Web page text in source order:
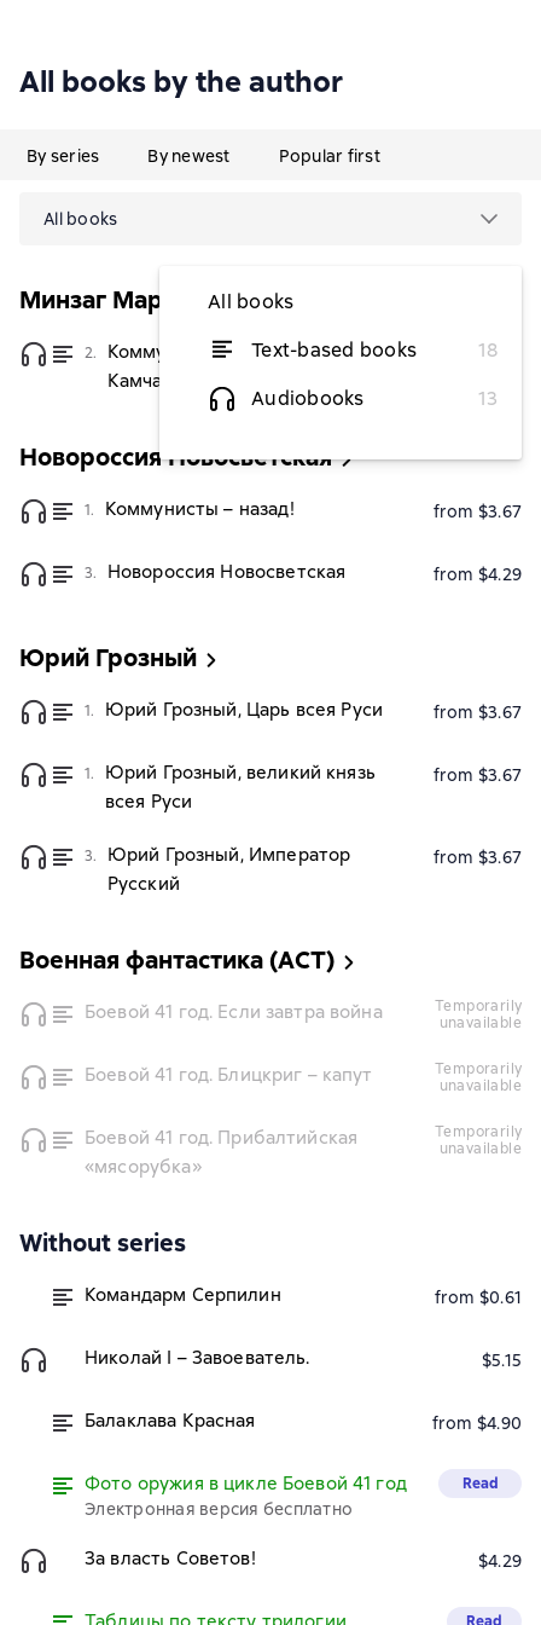
All books by the author
By series By newest Popular first
All books
All books
Text-based books
18
Audiobooks
13
Минзаг Марти
2.
Коммунистическая республика
Камчатка
from $4.29
Новороссия Новосветская
1. Коммунисты – назад! from $3.67
3. Новороссия Новосветская from $4.29
Юрий Грозный
1. Юрий Грозный, Царь всея Руси from $3.67
1.
Юрий Грозный, великий князь
всея Руси
from $3.67
3.
Юрий Грозный, Император
Русский
from $3.67
Военная фантастика (АСТ)
Боевой 41 год. Если завтра война
temporarily
unavailable
Боевой 41 год. Блицкриг – капут
temporarily
unavailable
Боевой 41 год. Прибалтийская
«мясорубка»
temporarily
unavailable
Without series
Командарм Серпилин from $0.61
Николай I – Завоеватель. $5.15
Балаклава Красная from $4.90
Фото оружия в цикле Боевой 41 год
Электронная версия бесплатно
Read
За власть Советов! $4.29